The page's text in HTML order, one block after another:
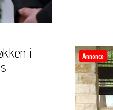
Annonce
i